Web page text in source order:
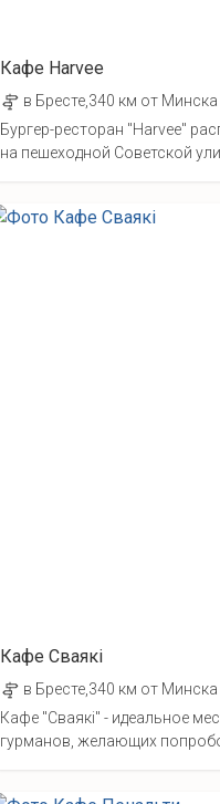
Кафе Harvee
в Бресте,340 км от Минска
Бургер-ресторан "Harvee"
на пешеходной Советской
Кафе Сваякi
в Бресте,340 км от Минска
Кафе "Сваякi" - идеальное
гурманов, желающих